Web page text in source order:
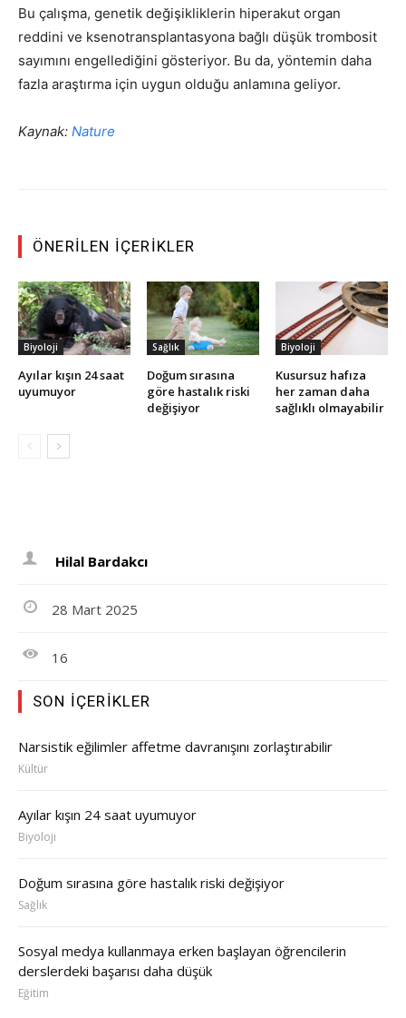
Bu çalışma, genetik değişikliklerin hiperakut organ
reddini ve ksenotransplantasyona bağlı düşük trombosit
sayımını engellediğini gösteriyor. Bu da, yöntemin daha
fazla araştırma için uygun olduğu anlamına geliyor.
Kaynak: Nature
ÖNERILEN İÇERIKLER
Biyoloji
Ayılar kışın 24 saat
uyumuyor
Sağlık
Doğum sırasına
göre hastalık riski
değişiyor
Biyoloji
Kusursuz hafıza
her zaman daha
sağlıklı olmayabilir
Hilal Bardakcı
28 Mart 2025
16
SON İÇERIKLER
Narsistik eğilimler affetme davranışını zorlaştırabilir
Kültür
Ayılar kışın 24 saat uyumuyor
Biyoloji
Doğum sırasına göre hastalık riski değişiyor
Sağlık
Sosyal medya kullanmaya erken başlayan öğrencilerin
derslerdeki başarısı daha düşük
Eğitim